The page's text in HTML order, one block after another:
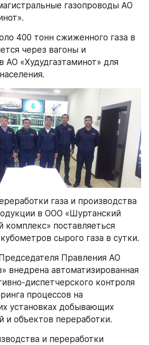
газопроводы АО
400 тонн сжиженного газа в
через вагоны и
АО «Худудгазтаминот» для
газа и производства
в ООО «Шуртанский
комплекс» поставляеться
сырого газа в сутки.
Правления АО
внедрена автоматизированная
диспетчерского контроля
процессов на
установках добывающих
и объектов переработки.
и переработки